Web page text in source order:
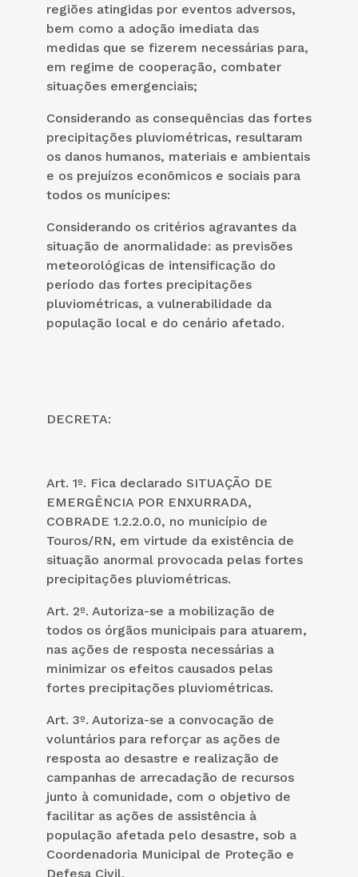
regiões atingidas por eventos adversos,
bem como a adoção imediata das
medidas que se fizerem necessárias para,
em regime de cooperação, combater
situações emergenciais;
Considerando as consequências das fortes
precipitações pluviométricas, resultaram
os danos humanos, materiais e ambientais
e os prejuízos econômicos e sociais para
todos os munícipes:
Considerando os critérios agravantes da
situação de anormalidade: as previsões
meteorológicas de intensificação do
período das fortes precipitações
pluviométricas, a vulnerabilidade da
população local e do cenário afetado.
DECRETA:
Art. 1º. Fica declarado SITUAÇÃO DE
EMERGÊNCIA POR ENXURRADA,
COBRADE 1.2.2.0.0, no município de
Touros/RN, em virtude da existência de
situação anormal provocada pelas fortes
precipitações pluviométricas.
Art. 2º. Autoriza-se a mobilização de
todos os órgãos municipais para atuarem,
nas ações de resposta necessárias a
minimizar os efeitos causados pelas
fortes precipitações pluviométricas.
Art. 3º. Autoriza-se a convocação de
voluntários para reforçar as ações de
resposta ao desastre e realização de
campanhas de arrecadação de recursos
junto à comunidade, com o objetivo de
facilitar as ações de assistência à
população afetada pelo desastre, sob a
Coordenadoria Municipal de Proteção e
Defesa Civil.